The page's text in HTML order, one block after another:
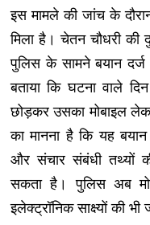
इस मामले की जांच के
मिला है। चेतन चौधरी की
पुलिस के सामने बयान
बताया कि घटना वाले
छोड़कर उसका मोबाइल
का मानना है कि यह बयान
और संचार संबंधी तथ्यों
सकता है। पुलिस अब
इलेक्ट्रॉनिक साक्ष्यों की